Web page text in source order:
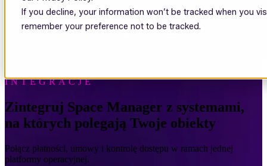
If you decline, your information won’t be tracked when you
remember your preference not to be tracked.Open main navigation
INTEGRACJE
Zintegruj Space Manager z systemami,
na których polegają Twoje obiekty
Połącz płatności, umowy i kontrolę dostępu w ramach jednej
platformy operacyjnej.